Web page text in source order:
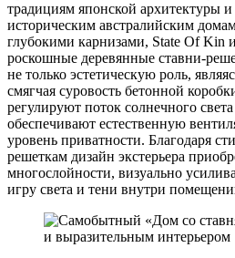
традициям японской архитектуры
историческим австралийским
глубокими карнизами, State Of Kin
роскошные деревянные ставни-
не только эстетическую роль,
смягчая суровость бетонной
регулируют поток солнечного
обеспечивают естественную
уровень приватности. Благодаря
решеткам дизайн экстерьера
многослойности, визуально
игру света и тени внутри